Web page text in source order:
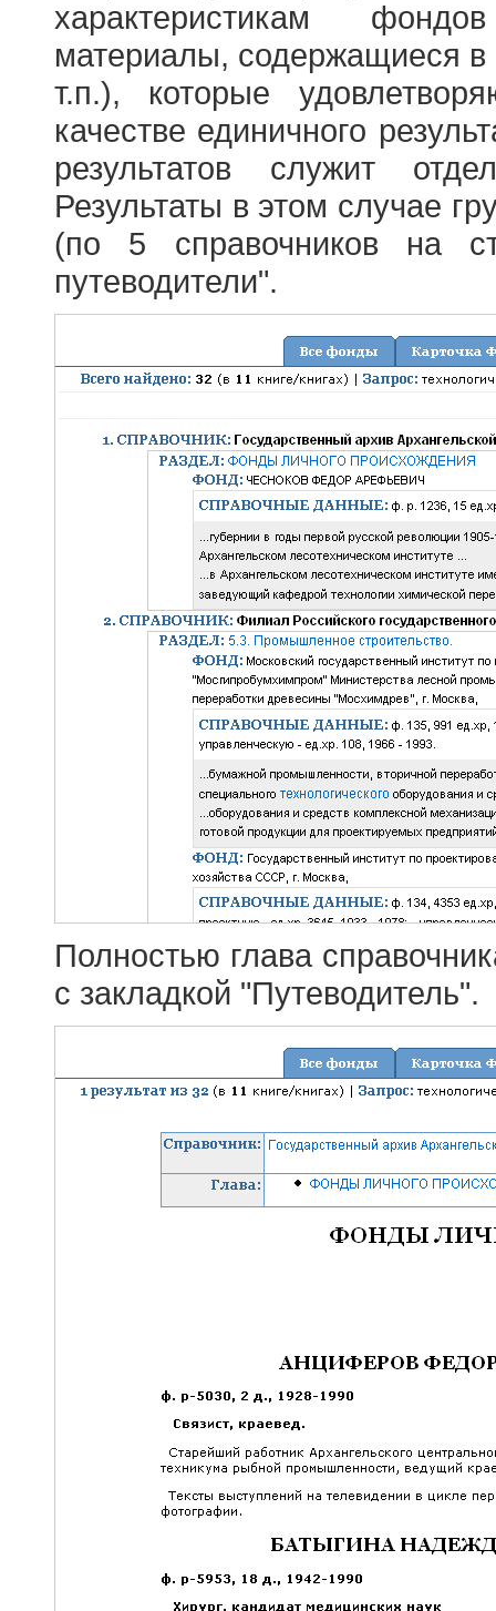
характеристикам
материалы, содержащиеся в
т.п.), которые
качестве единичного
результатов служит
Результаты в этом случае
(по 5 справочников на
путеводители".
Полностью глава
с закладкой "Путеводитель".